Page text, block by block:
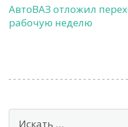
АвтоВАЗ отложил
рабочую неделю